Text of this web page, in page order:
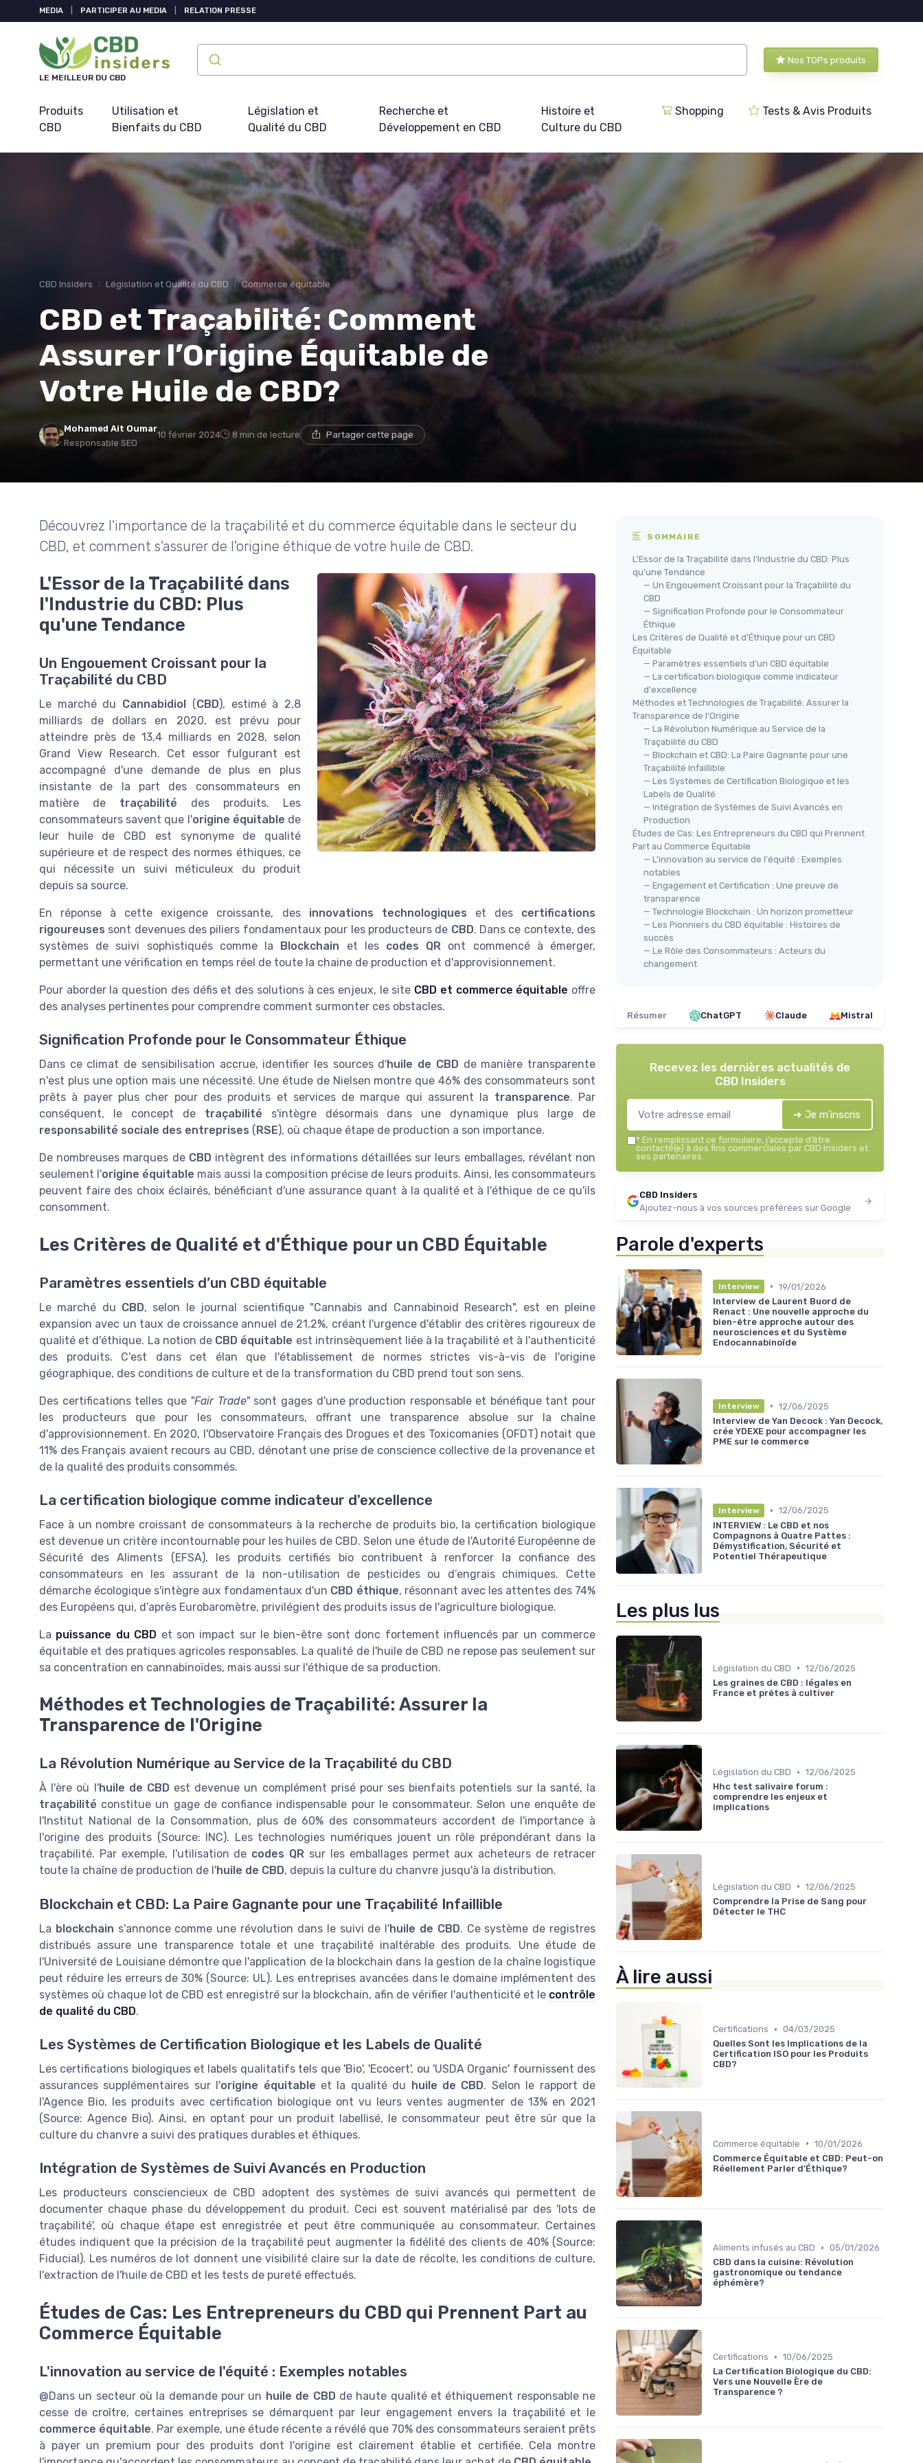
MEDIA PARTICIPER AU MEDIA RELATION PRESSE
LE MEILLEUR DU CBD
Nos TOPs produits
Produits
CBD
Utilisation et
Bienfaits du CBD
Législation et
Qualité du CBD
Recherche et
Développement en CBD
Histoire et
Culture du CBD
Shopping Tests & Avis Produits
CBD Insiders Législation et Qualité du CBD Commerce équitable
CBD et Traçabilité: Comment
Assurer l’Origine Équitable de
Votre Huile de CBD?
Mohamed Ait Oumar
Responsable SEO
10 février 2024 8 min de lecture Partager cette page
Découvrez l'importance de la traçabilité et du commerce équitable dans le secteur du
CBD, et comment s'assurer de l'origine éthique de votre huile de CBD.
L'Essor de la Traçabilité dans
l'Industrie du CBD: Plus
qu'une Tendance
Un Engouement Croissant pour la
Traçabilité du CBD
Le marché du Cannabidiol (CBD), estimé à 2,8
milliards de dollars en 2020, est prévu pour
atteindre près de 13,4 milliards en 2028, selon
Grand View Research. Cet essor fulgurant est
accompagné d'une demande de plus en plus
insistante de la part des consommateurs en
matière de traçabilité des produits. Les
consommateurs savent que l'origine équitable de
leur huile de CBD est synonyme de qualité
supérieure et de respect des normes éthiques, ce
qui nécessite un suivi méticuleux du produit
depuis sa source.
En réponse à cette exigence croissante, des innovations technologiques et des certifications
rigoureuses sont devenues des piliers fondamentaux pour les producteurs de CBD. Dans ce contexte, des
systèmes de suivi sophistiqués comme la
Blockchain et les codes QR ont commencé à émerger,
permettant une vérification en temps réel de toute la chaine de production et d'approvisionnement.
Pour aborder la question des défis et des solutions à ces enjeux, le site CBD et commerce équitable offre
des analyses pertinentes pour comprendre comment surmonter ces obstacles.
Signification Profonde pour le Consommateur Éthique
Dans ce climat de sensibilisation accrue, identifier les sources d'huile de CBD de manière transparente
n'est plus une option mais une nécessité. Une étude de Nielsen montre que 46% des consommateurs sont
prêts à payer plus cher pour des produits et services de marque qui assurent la transparence. Par
conséquent, le concept de traçabilité s'intègre désormais dans une dynamique plus large de
responsabilité sociale des entreprises ( RSE), où chaque étape de production a son importance.
De nombreuses marques de CBD intègrent des informations détaillées sur leurs emballages, révélant non
seulement l'origine équitable mais aussi la composition précise de leurs produits. Ainsi, les consommateurs
peuvent faire des choix éclairés, bénéficiant d'une assurance quant à la qualité et à l'éthique de ce qu'ils
consomment.
Les Critères de Qualité et d'Éthique pour un CBD Équitable
Paramètres essentiels d’un CBD équitable
Le marché du CBD, selon le journal scientifique "Cannabis and Cannabinoid Research", est en pleine
expansion avec un taux de croissance annuel de 21,2%, créant l'urgence d'établir des critères rigoureux de
qualité et d'éthique. La notion de CBD équitable est intrinsèquement liée à la traçabilité et à l'authenticité
des produits. C'est dans cet élan que l'établissement de normes strictes vis-à-vis de l'origine
géographique, des conditions de culture et de la transformation du CBD prend tout son sens.
Des certifications telles que "Fair Trade"sont gages d'une production responsable et bénéfique tant pour
les producteurs que pour les consommateurs, offrant une transparence absolue sur la chaîne
d'approvisionnement. En 2020, l'Observatoire Français des Drogues et des Toxicomanies (OFDT) notait que
11% des Français avaient recours au CBD, dénotant une prise de conscience collective de la provenance et
de la qualité des produits consommés.
La certification biologique comme indicateur d'excellence
Face à un nombre croissant de consommateurs à la recherche de produits bio, la certification biologique
est devenue un critère incontournable pour les huiles de CBD. Selon une étude de l'Autorité Européenne de
Sécurité des Aliments (EFSA), les produits certifiés bio contribuent à renforcer la confiance des
consommateurs en les assurant de la non-utilisation de pesticides ou d’engrais chimiques. Cette
démarche écologique s'intègre aux fondamentaux d'un CBD éthique, résonnant avec les attentes des 74%
des Européens qui, d’après Eurobaromètre, privilégient des produits issus de l'agriculture biologique.
La puissance du CBD et son impact sur le bien-être sont donc fortement influencés par un commerce
équitable et des pratiques agricoles responsables. La qualité de l'huile de CBD ne repose pas seulement sur
sa concentration en cannabinoïdes, mais aussi sur l'éthique de sa production.
Méthodes et Technologies de Traçabilité: Assurer la
Transparence de l'Origine
La Révolution Numérique au Service de la Traçabilité du CBD
À l'ère où l'huile de CBD est devenue un complément prisé pour ses bienfaits potentiels sur la santé, la
traçabilité constitue un gage de confiance indispensable pour le consommateur. Selon une enquête de
l'Institut National de la Consommation, plus de 60% des consommateurs accordent de l'importance à
l'origine des produits (Source: INC). Les technologies numériques jouent un rôle prépondérant dans la
traçabilité. Par exemple, l'utilisation de codes QR sur les emballages permet aux acheteurs de retracer
toute la chaîne de production de l'huile de CBD, depuis la culture du chanvre jusqu'à la distribution.
Blockchain et CBD: La Paire Gagnante pour une Traçabilité Infaillible
La blockchain s'annonce comme une révolution dans le suivi de l'huile de CBD. Ce système de registres
distribués assure une transparence totale et une traçabilité inaltérable des produits. Une étude de
l'Université de Louisiane démontre que l'application de la blockchain dans la gestion de la chaîne logistique
peut réduire les erreurs de 30% (Source: UL). Les entreprises avancées dans le domaine implémentent des
systèmes où chaque lot de CBD est enregistré sur la blockchain, afin de vérifier l'authenticité et le contrôle
de qualité du CBD.
Les Systèmes de Certification Biologique et les Labels de Qualité
Les certifications biologiques et labels qualitatifs tels que 'Bio', 'Ecocert', ou 'USDA Organic' fournissent des
assurances supplémentaires sur l'origine équitable et la qualité du huile de CBD. Selon le rapport de
l'Agence Bio, les produits avec certification biologique ont vu leurs ventes augmenter de 13% en 2021
(Source: Agence Bio). Ainsi, en optant pour un produit labellisé, le consommateur peut être sûr que la
culture du chanvre a suivi des pratiques durables et éthiques.
Intégration de Systèmes de Suivi Avancés en Production
Les producteurs consciencieux de CBD adoptent des systèmes de suivi avancés qui permettent de
documenter chaque phase du développement du produit. Ceci est souvent matérialisé par des 'lots de
traçabilité', où chaque étape est enregistrée et peut être communiquée au consommateur. Certaines
études indiquent que la précision de la traçabilité peut augmenter la fidélité des clients de 40% (Source:
Fiducial). Les numéros de lot donnent une visibilité claire sur la date de récolte, les conditions de culture,
l'extraction de l'huile de CBD et les tests de pureté effectués.
Études de Cas: Les Entrepreneurs du CBD qui Prennent Part au
Commerce Équitable
L'innovation au service de l'équité : Exemples notables
@Dans un secteur où la demande pour un huile de CBD de haute qualité et éthiquement responsable ne
cesse de croître, certaines entreprises se démarquent par leur engagement envers la traçabilité et le
commerce équitable. Par exemple, une étude récente a révélé que 70% des consommateurs seraient prêts
à payer un premium pour des produits dont l'origine est clairement établie et certifiée. Cela montre
SOMMAIRE
L'Essor de la Traçabilité dans l'Industrie du CBD: Plus
qu'une Tendance
— Un Engouement Croissant pour la Traçabilité du
CBD
— Signification Profonde pour le Consommateur
Éthique
Les Critères de Qualité et d'Éthique pour un CBD
Équitable
— Paramètres essentiels d’un CBD équitable
— La certification biologique comme indicateur
d'excellence
Méthodes et Technologies de Traçabilité: Assurer la
Transparence de l'Origine
— La Révolution Numérique au Service de la
Traçabilité du CBD
— Blockchain et CBD: La Paire Gagnante pour une
Traçabilité Infaillible
— Les Systèmes de Certification Biologique et les
Labels de Qualité
— Intégration de Systèmes de Suivi Avancés en
Production
Études de Cas: Les Entrepreneurs du CBD qui Prennent
Part au Commerce Équitable
— L'innovation au service de l'équité : Exemples
notables
— Engagement et Certification : Une preuve de
transparence
— Technologie Blockchain : Un horizon prometteur
— Les Pionniers du CBD équitable : Histoires de
succès
— Le Rôle des Consommateurs : Acteurs du
changement
Résumer ChatGPT Claude Mistral
Recevez les dernières actualités de
CBD Insiders
➔ Je m'inscris
* En remplissant ce formulaire, j’accepte d’être
contacté(e) à des fins commerciales par CBD Insiders et
ses partenaires.
CBD Insiders
Ajoutez-nous à vos sources préférées sur Google
Parole d'experts
Interview • 19/01/2026
Interview de Laurent Buord de
Renact : Une nouvelle approche du
bien-être approche autour des
neurosciences et du Système
Endocannabinoïde
Interview • 12/06/2025
Interview de Yan Decock : Yan Decock,
crée YDEXE pour accompagner les
PME sur le commerce
Interview • 12/06/2025
INTERVIEW : Le CBD et nos
Compagnons à Quatre Pattes :
Démystification, Sécurité et
Potentiel Thérapeutique
Les plus lus
Législation du CBD • 12/06/2025
Les graines de CBD : légales en
France et prêtes à cultiver
Législation du CBD • 12/06/2025
Hhc test salivaire forum :
comprendre les enjeux et
implications
Législation du CBD • 12/06/2025
Comprendre la Prise de Sang pour
Détecter le THC
À lire aussi
Certifications • 04/03/2025
Quelles Sont les Implications de la
Certification ISO pour les Produits
CBD?
Commerce équitable • 10/01/2026
Commerce Équitable et CBD: Peut-on
Réellement Parler d'Éthique?
Aliments infusés au CBD • 05/01/2026
CBD dans la cuisine: Révolution
gastronomique ou tendance
éphémère?
Certifications • 10/06/2025
La Certification Biologique du CBD:
Vers une Nouvelle Ère de
Transparence ?
Panneau de gestion des cookies